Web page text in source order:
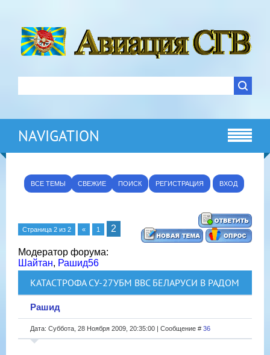
NAVIGATION
ВСЕ ТЕМЫ СВЕЖИЕ ПОИСК РЕГИСТРАЦИЯ ВХОД
Страница 2 из 2 « 1 2
Модератор форума:
Шайтан, Рашид56
КАТАСТРОФА СУ-27УБМ ВВС БЕЛАРУСИ В РАДОМ
Рашид
Дата: Суббота, 28 Ноября 2009, 20:35:00 | Сообщение # 36